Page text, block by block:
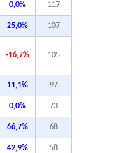
0,0% 117
25,0% 107
-16,7% 105
11,1% 97
0,0% 73
66,7% 68
42,9% 58